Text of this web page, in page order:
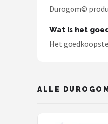
Durogom©
Wat is het
Het
ALLE